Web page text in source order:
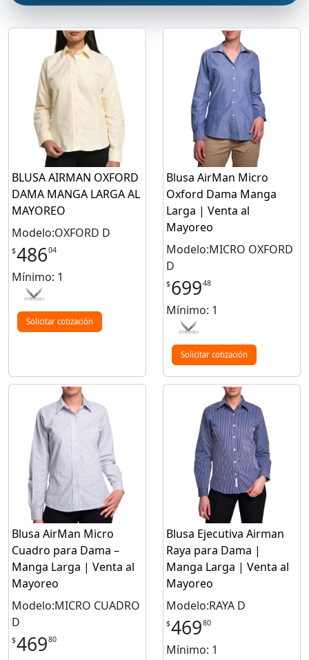
BLUSA AIRMAN OXFORD
DAMA MANGA LARGA AL
MAYOREO
Modelo:OXFORD D
$48604
Mínimo: 1
Solicitar cotización
Blusa AirMan Micro
Oxford Dama Manga
Larga | Venta al
Mayoreo
Modelo:MICRO OXFORD
D
$69948
Mínimo: 1
Solicitar cotización
Blusa AirMan Micro
Cuadro para Dama –
Manga Larga | Venta al
Mayoreo
Modelo:MICRO CUADRO
D
$46980
Blusa Ejecutiva Airman
Raya para Dama |
Manga Larga | Venta al
Mayoreo
Modelo:RAYA D
$46980
Mínimo: 1